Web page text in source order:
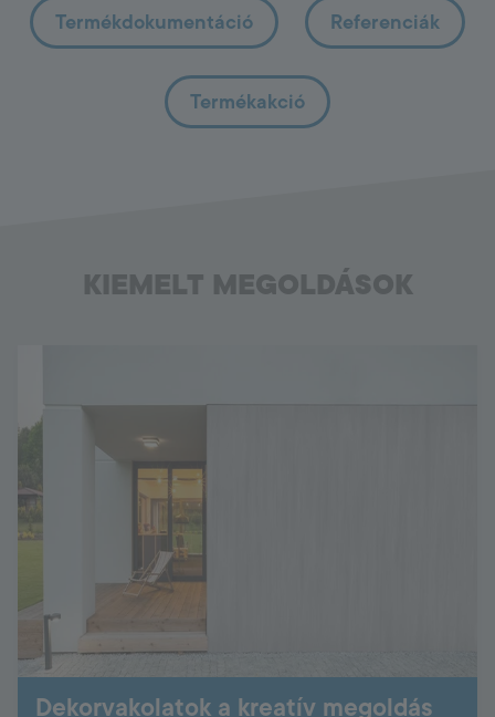
Termékdokumentáció Referenciák
Termékakció
KIEMELT MEGOLDÁSOK
Dekorvakolatok a kreatív megoldás